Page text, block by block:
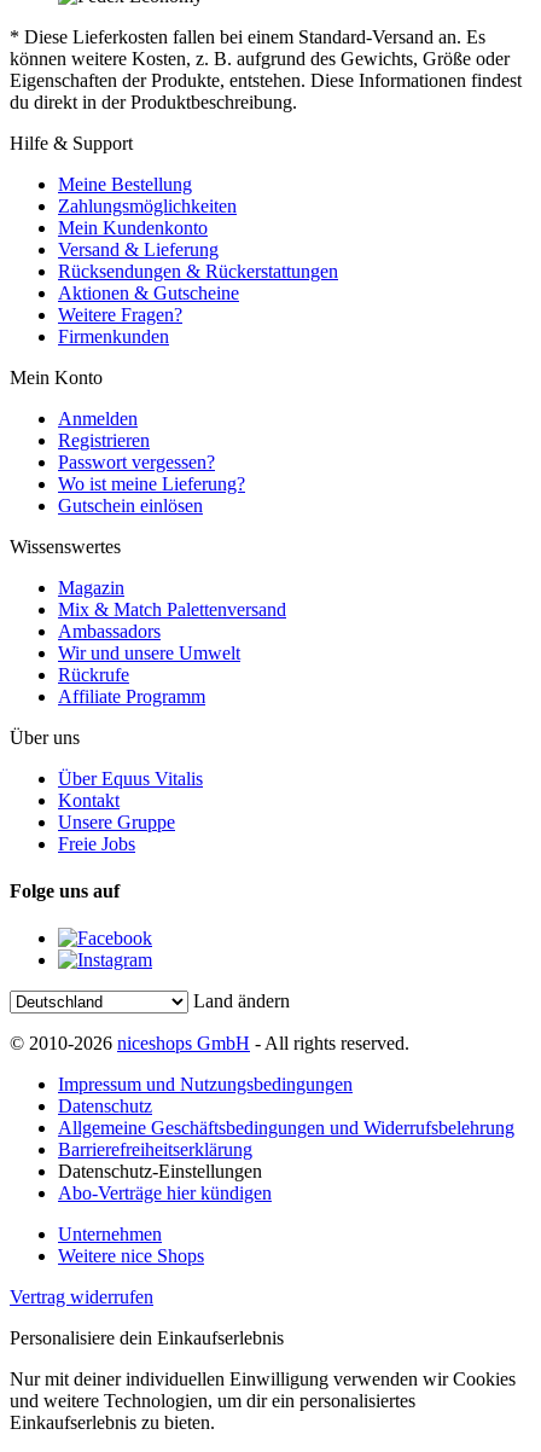
* Diese Lieferkosten fallen bei einem Standard-Versand an. Es
können weitere Kosten, z. B. aufgrund des Gewichts, Größe oder
Eigenschaften der Produkte, entstehen. Diese Informationen findest
du direkt in der Produktbeschreibung.
Hilfe & Support
Meine Bestellung
Zahlungsmöglichkeiten
Mein Kundenkonto
Versand & Lieferung
Rücksendungen & Rückerstattungen
Aktionen & Gutscheine
Weitere Fragen?
Firmenkunden
Mein Konto
Anmelden
Registrieren
Passwort vergessen?
Wo ist meine Lieferung?
Gutschein einlösen
Wissenswertes
Magazin
Mix & Match Palettenversand
Ambassadors
Wir und unsere Umwelt
Rückrufe
Affiliate Programm
Über uns
Über Equus Vitalis
Kontakt
Unsere Gruppe
Freie Jobs
Folge uns auf
Land ändern
© 2010-2026 niceshops GmbH - All rights reserved.
Impressum und Nutzungsbedingungen
Datenschutz
Allgemeine Geschäftsbedingungen und Widerrufsbelehrung
Barrierefreiheitserklärung
Datenschutz-Einstellungen
Abo-Verträge hier kündigen
Unternehmen
Weitere nice Shops
Vertrag widerrufen
Personalisiere dein Einkaufserlebnis
Nur mit deiner individuellen Einwilligung verwenden wir Cookies
und weitere Technologien, um dir ein personalisiertes
Einkaufserlebnis zu bieten.